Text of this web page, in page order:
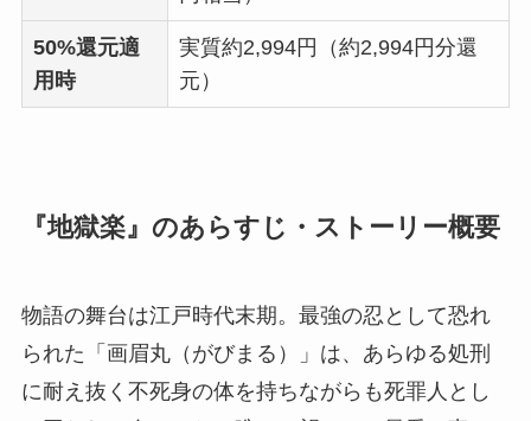
50%還元適
用時
実質約2,994円（約2,994円分還
元）
『地獄楽』のあらすじ・ストーリー概要
物語の舞台は江戸時代末期。最強の忍として恐れ
られた「画眉丸（がびまる）」は、あらゆる処刑
に耐え抜く不死身の体を持ちながらも死罪人とし